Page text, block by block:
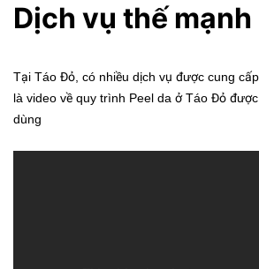
Dịch vụ thếmạnh
Tại Táo Đỏ, có nhiều dịch vụ được cung
là video về quy trình Peel da ở Táo Đỏ
dùng